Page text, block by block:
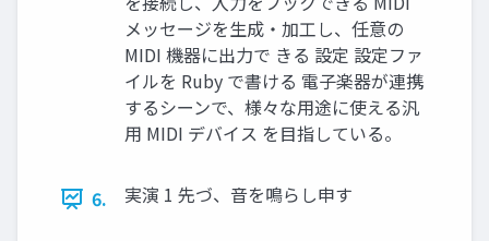
メッセージを生成・加工し、任意の
MIDI 機器に出力で きる 設定 設定ファ
イルを Ruby で書ける 電子楽器が連携
するシーンで、様々な用途に使える汎
用 MIDI デバイス を目指している。
6. 実演 1 先づ、音を鳴らし申す